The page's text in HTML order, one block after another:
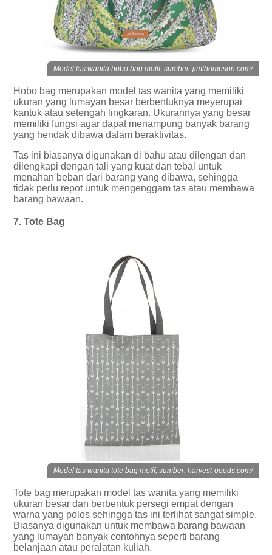
Model tas wanita hobo bag motif, sumber: jimthompson.com/
Hobo bag merupakan model tas wanita yang memiliki
ukuran yang lumayan besar berbentuknya meyerupai
kantuk atau setengah lingkaran. Ukurannya yang besar
memiliki fungsi agar dapat menampung banyak barang
yang hendak dibawa dalam beraktivitas.
Tas ini biasanya digunakan di bahu atau dilengan dan
dilengkapi dengan tali yang kuat dan tebal untuk
menahan beban dari barang yang dibawa, sehingga
tidak perlu repot untuk mengenggam tas atau membawa
barang bawaan.
7. Tote Bag
Model tas wanita tote bag motif, sumber: harvest-goods.com/
Tote bag merupakan model tas wanita yang memiliki
ukuran besar dan berbentuk persegi empat dengan
warna yang polos sehingga tas ini terlihat sangat simple.
Biasanya digunakan untuk membawa barang bawaan
yang lumayan banyak contohnya seperti barang
belanjaan atau peralatan kuliah.